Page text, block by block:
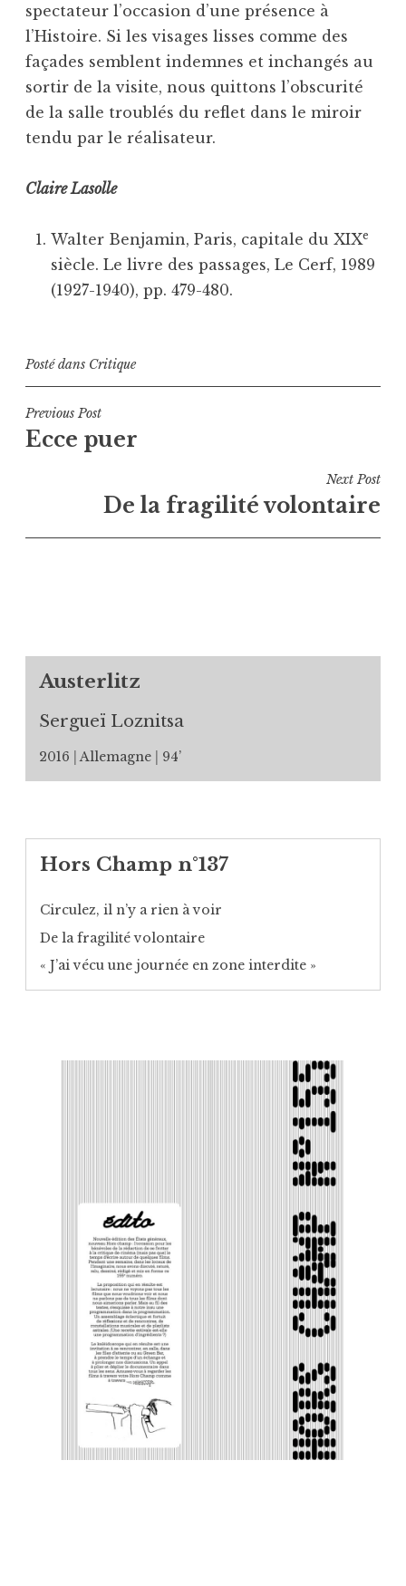
spectateur l’occasion d’une présence à
l’Histoire. Si les visages lisses comme des
façades semblent indemnes et inchangés au
sortir de la visite, nous quittons l’obscurité
de la salle troublés du reflet dans le miroir
tendu par le réalisateur.
Claire Lasolle
Walter Benjamin, Paris, capitale du XIXe
siècle. Le livre des passages, Le Cerf, 1989
(1927-1940), pp. 479-480.
Posté dans Critique
Navigation
de
Previous Post
Ecce puer
Next Post
De la fragilité volontaire
Austerlitz
Sergueï Loznitsa
2016 Allemagne 94’
Hors Champ n°137
Circulez, il n’y a rien à voir
De la fragilité volontaire
« J’ai vécu une journée en zone interdite »